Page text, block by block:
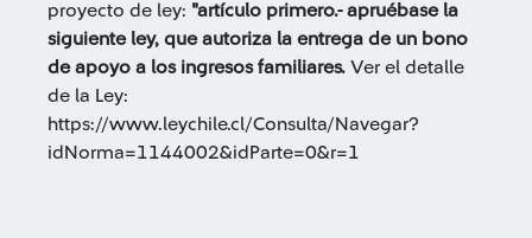
proyecto de ley: "artículo primero.- apruébase la
siguiente ley, que autoriza la entrega de un bono
de apoyo a los ingresos familiares. Ver el detalle
de la Ley:
https://www.leychile.cl/Consulta/Navegar?
idNorma=1144002&idParte=0&r=1